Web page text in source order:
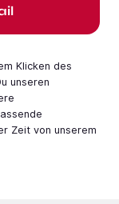
Klicken des
unseren
Zeit von unserem